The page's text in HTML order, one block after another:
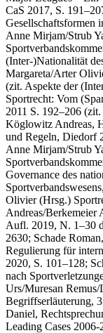
CaS 2017, S.
Gesellschaftsformen
Anne Mirjam/Strub
(Inter-)Nationalität
Margareta/Arter
(zit. Aspekte der
Sportrecht: Vom
2011 S. 192–206
Köglowitz Andreas,
und Regeln, Diedorf
Anne Mirjam/Strub
Governance des
Olivier (Hrsg.)
Andreas/Berkemeier
Aufl. 2019, N. 1–30
2630; Schade Roman,
Regulierung für
2020, S. 101–128;
nach
Urs/Muresan
Begriffserläuterung,
Daniel,
Leading Cases